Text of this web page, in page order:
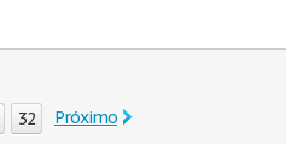
32 Próximo